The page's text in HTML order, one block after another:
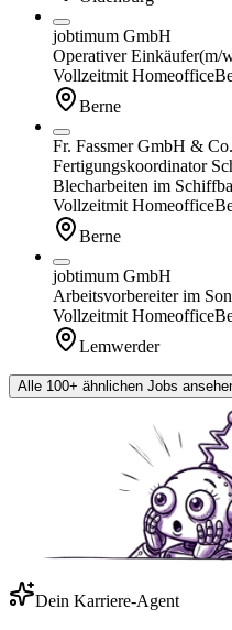
jobtimum GmbH
Operativer Einkäufer(m/
Vollzeitmit Homeoffice
Berne
Fr. Fassmer GmbH &
Fertigungskoordinator
Blecharbeiten im
Vollzeitmit Homeoffice
Berne
jobtimum GmbH
Arbeitsvorbereiter im
Vollzeitmit Homeoffice
Lemwerder
Alle 100+ ähnlichen Jobs
Dein Karriere-Agent